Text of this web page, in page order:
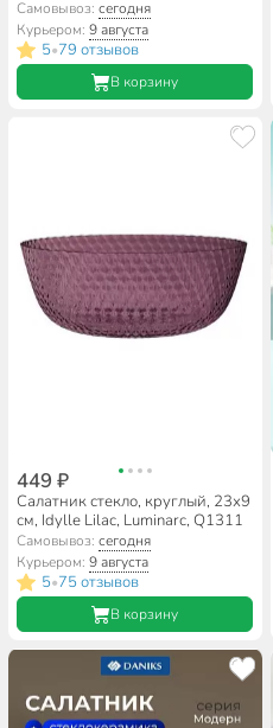
07с1326
Самовывоз:сегодня
Курьером:9 августа
5•79 отзывов
В корзину
449 ₽
Салатник стекло, круглый, 23х9
см, Idylle Lilac, Luminarc, Q1311
Самовывоз:сегодня
Курьером:9 августа
5•75 отзывов
В корзину